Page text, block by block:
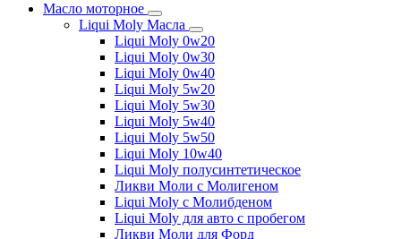
Масло моторное
Liqui Moly Масла
Liqui Moly 0w20
Liqui Moly 0w30
Liqui Moly 0w40
Liqui Moly 5w20
Liqui Moly 5w30
Liqui Moly 5w40
Liqui Moly 5w50
Liqui Moly 10w40
Liqui Moly полусинтетическое
Ликви Моли с Молигеном
Liqui Moly с Молибденом
Liqui Moly для авто с пробегом
Ликви Моли для Форд